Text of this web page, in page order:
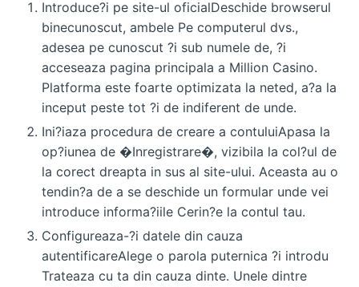
Introduce?i pe site-ul oficialDeschide browserul
binecunoscut, ambele Pe computerul dvs.,
adesea pe cunoscut ?i sub numele de, ?i
acceseaza pagina principala a Million Casino.
Platforma este foarte optimizata la neted, a?a la
inceput peste tot ?i de indiferent de unde.
Ini?iaza procedura de creare a contuluiApasa la
op?iunea de �Inregistrare�, vizibila la col?ul de
la corect dreapta in sus al site-ului. Aceasta au o
tendin?a de a se deschide un formular unde vei
introduce informa?iile Cerin?e la contul tau.
Configureaza-?i datele din cauza
autentificareAlege o parola puternica ?i introdu
Trateaza cu ta din cauza dinte. Unele dintre